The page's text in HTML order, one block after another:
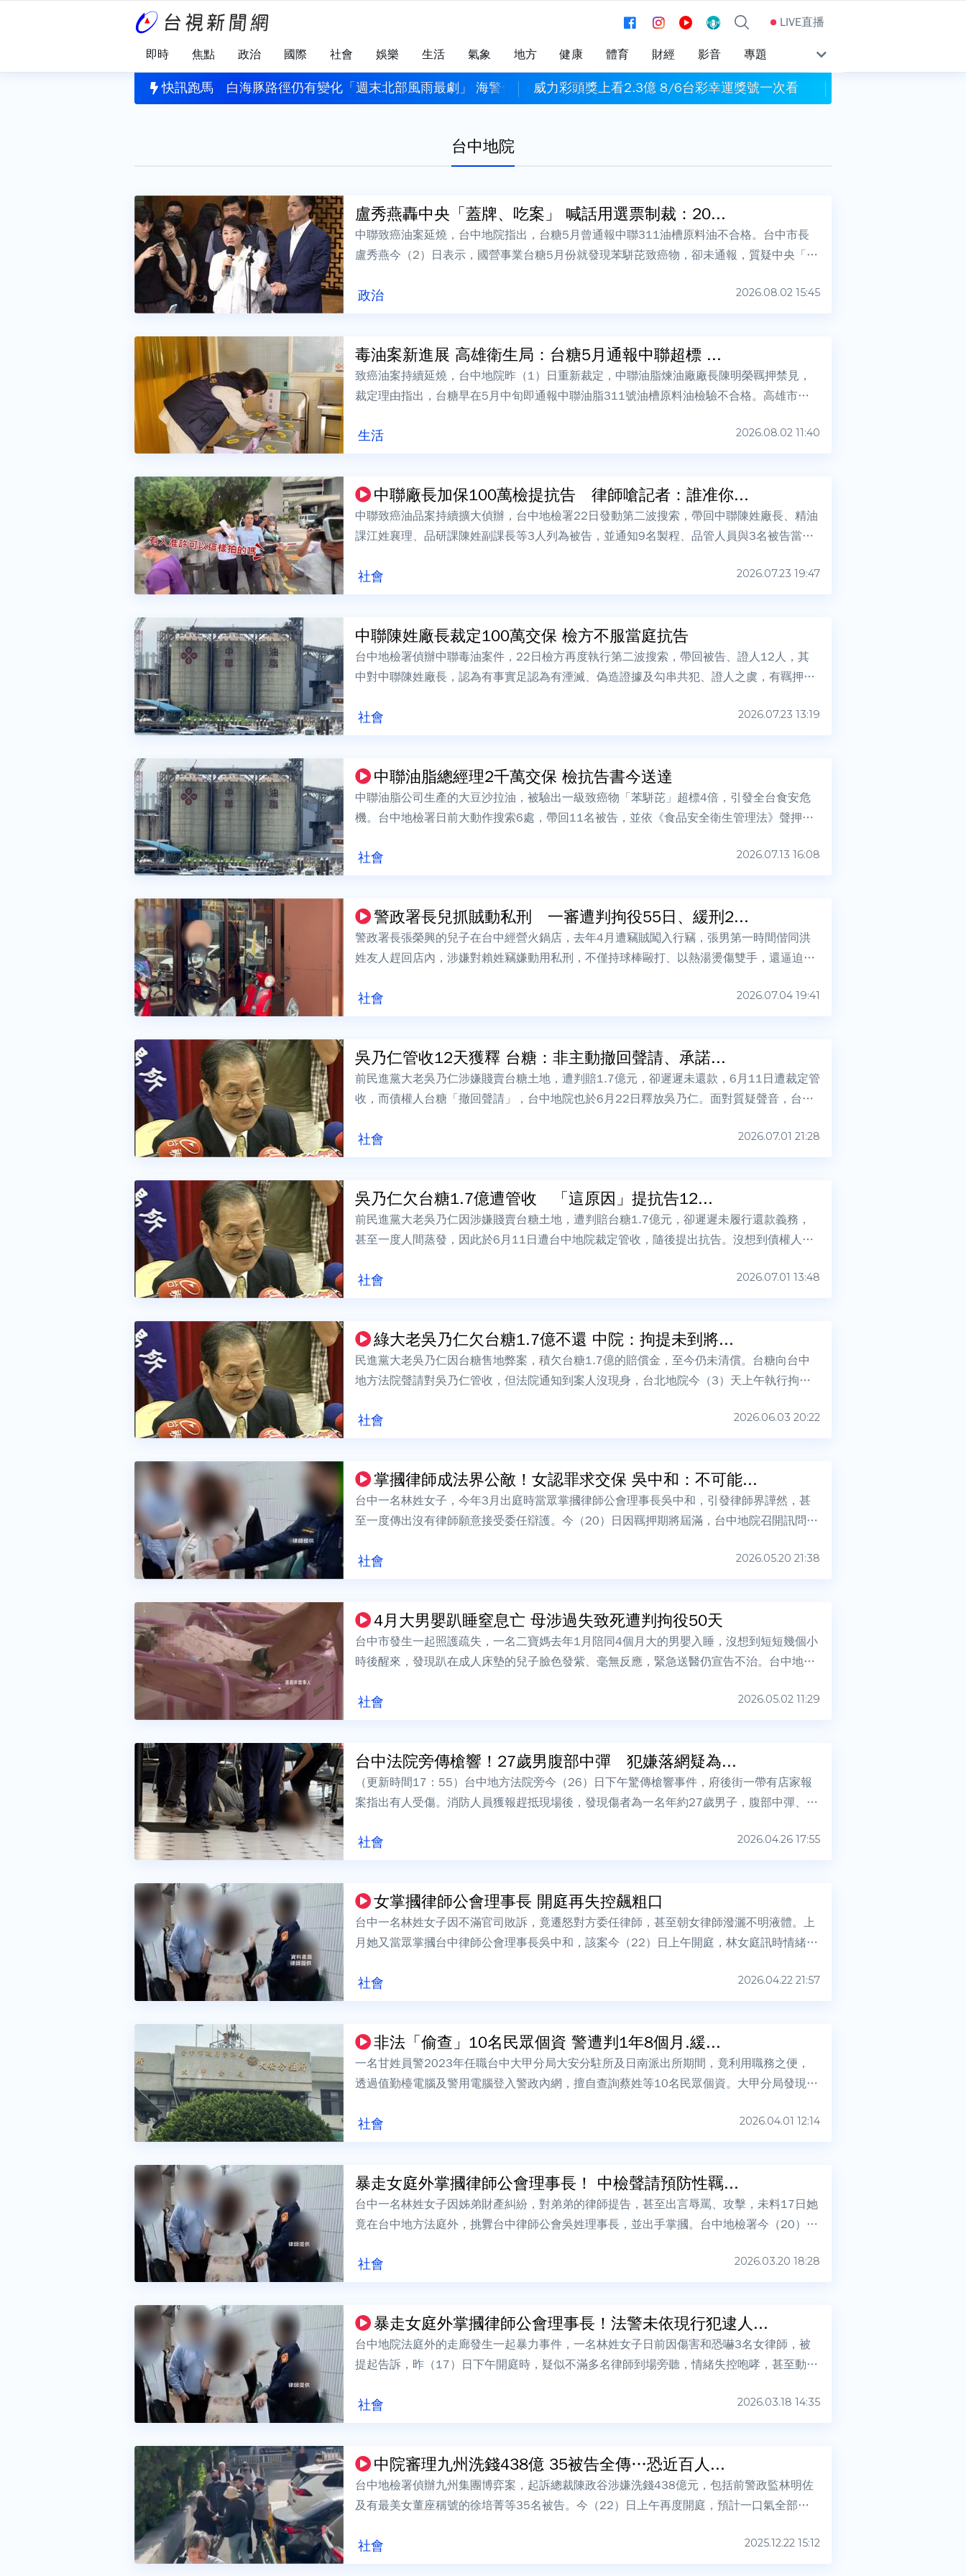
LIVE直播
即時 焦點 政治 國際 社會 娛樂 生活 氣象 地方 健康 體育 財經 影音 專題
快訊跑馬
公視預算 黨團協商無結果全保留 白海豚路徑仍有變化「週末北部風雨最劇」 海警估明下午發布威力彩頭獎上看2.3億 8/6台彩幸運獎號一次看
台中地院
政治
盧秀燕轟中央「蓋牌、吃案」 喊話用選票制裁：20...
2026.08.02 15:45
中聯致癌油案延燒，台中地院指出，台糖5月曾通報中聯311油槽原料油不合格。台中市長
盧秀燕今（2）日表示，國營事業台糖5月份就發現苯駢芘致癌物，卻未通報，質疑中央「蓋
生活
毒油案新進展 高雄衛生局：台糖5月通報中聯超標 ...
2026.08.02 11:40
致癌油案持續延燒，台中地院昨（1）日重新裁定，中聯油脂煉油廠廠長陳明榮羈押禁見，
裁定理由指出，台糖早在5月中旬即通報中聯油脂311號油槽原料油檢驗不合格。高雄市衛
社會
中聯廠長加保100萬檢提抗告 律師嗆記者：誰准你...
2026.07.23 19:47
中聯致癌油品案持續擴大偵辦，台中地檢署22日發動第二波搜索，帶回中聯陳姓廠長、精油
課江姓襄理、品研課陳姓副課長等3人列為被告，並通知9名製程、品管人員與3名被告當庭
社會
中聯陳姓廠長裁定100萬交保 檢方不服當庭抗告
2026.07.23 13:19
台中地檢署偵辦中聯毒油案件，22日檢方再度執行第二波搜索，帶回被告、證人12人，其
中對中聯陳姓廠長，認為有事實足認為有湮滅、偽造證據及勾串共犯、證人之虞，有羈押的
社會
中聯油脂總經理2千萬交保 檢抗告書今送達
2026.07.13 16:08
中聯油脂公司生產的大豆沙拉油，被驗出一級致癌物「苯駢芘」超標4倍，引發全台食安危
機。台中地檢署日前大動作搜索6處，帶回11名被告，並依《食品安全衛生管理法》聲押中
社會
警政署長兒抓賊動私刑 一審遭判拘役55日、緩刑2...
2026.07.04 19:41
警政署長張榮興的兒子在台中經營火鍋店，去年4月遭竊賊闖入行竊，張男第一時間偕同洪
姓友人趕回店內，涉嫌對賴姓竊嫌動用私刑，不僅持球棒毆打、以熱湯燙傷雙手，還逼迫對
社會
吳乃仁管收12天獲釋 台糖：非主動撤回聲請、承諾...
2026.07.01 21:28
前民進黨大老吳乃仁涉嫌賤賣台糖土地，遭判賠1.7億元，卻遲遲未還款，6月11日遭裁定管
收，而債權人台糖「撤回聲請」，台中地院也於6月22日釋放吳乃仁。面對質疑聲音，台糖
社會
吳乃仁欠台糖1.7億遭管收 「這原因」提抗告12...
2026.07.01 13:48
前民進黨大老吳乃仁因涉嫌賤賣台糖土地，遭判賠台糖1.7億元，卻遲遲未履行還款義務，
甚至一度人間蒸發，因此於6月11日遭台中地院裁定管收，隨後提出抗告。沒想到債權人台
社會
綠大老吳乃仁欠台糖1.7億不還 中院：拘提未到將...
2026.06.03 20:22
民進黨大老吳乃仁因台糖售地弊案，積欠台糖1.7億的賠償金，至今仍未清償。台糖向台中
地方法院聲請對吳乃仁管收，但法院通知到案人沒現身，台北地院今（3）天上午執行拘提
社會
掌摑律師成法界公敵！女認罪求交保 吳中和：不可能...
2026.05.20 21:38
台中一名林姓女子，今年3月出庭時當眾掌摑律師公會理事長吳中和，引發律師界譁然，甚
至一度傳出沒有律師願意接受委任辯護。今（20）日因羈押期將屆滿，台中地院召開訊問
社會
4月大男嬰趴睡窒息亡 母涉過失致死遭判拘役50天
2026.05.02 11:29
台中市發生一起照護疏失，一名二寶媽去年1月陪同4個月大的男嬰入睡，沒想到短短幾個小
時後醒來，發現趴在成人床墊的兒子臉色發紫、毫無反應，緊急送醫仍宣告不治。台中地院
社會
台中法院旁傳槍響！27歲男腹部中彈 犯嫌落網疑為...
2026.04.26 17:55
（更新時間17：55）台中地方法院旁今（26）日下午驚傳槍響事件，府後街一帶有店家報
案指出有人受傷。消防人員獲報趕抵現場後，發現傷者為一名年約27歲男子，腹部中彈、意
社會
女掌摑律師公會理事長 開庭再失控飆粗口
2026.04.22 21:57
台中一名林姓女子因不滿官司敗訴，竟遷怒對方委任律師，甚至朝女律師潑灑不明液體。上
月她又當眾掌摑台中律師公會理事長吳中和，該案今（22）日上午開庭，林女庭訊時情緒激
社會
非法「偷查」10名民眾個資 警遭判1年8個月.緩...
2026.04.01 12:14
一名甘姓員警2023年任職台中大甲分局大安分駐所及日南派出所期間，竟利用職務之便，
透過值勤檯電腦及警用電腦登入警政內網，擅自查詢蔡姓等10名民眾個資。大甲分局發現多
社會
暴走女庭外掌摑律師公會理事長！ 中檢聲請預防性羈...
2026.03.20 18:28
台中一名林姓女子因姊弟財產糾紛，對弟弟的律師提告，甚至出言辱罵、攻擊，未料17日她
竟在台中地方法庭外，挑釁台中律師公會吳姓理事長，並出手掌摑。台中地檢署今（20）日
社會
暴走女庭外掌摑律師公會理事長！法警未依現行犯逮人...
2026.03.18 14:35
台中地院法庭外的走廊發生一起暴力事件，一名林姓女子日前因傷害和恐嚇3名女律師，被
提起告訴，昨（17）日下午開庭時，疑似不滿多名律師到場旁聽，情緒失控咆哮，甚至動手
社會
中院審理九州洗錢438億 35被告全傳…恐近百人...
2025.12.22 15:12
台中地檢署偵辦九州集團博弈案，起訴總裁陳政谷涉嫌洗錢438億元，包括前警政監林明佐
及有最美女董座稱號的徐培菁等35名被告。今（22）日上午再度開庭，預計一口氣全部傳